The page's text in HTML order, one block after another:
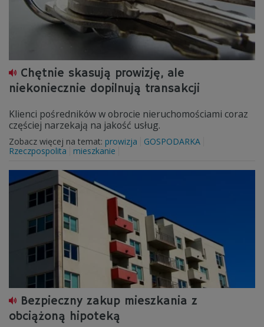
Chętnie skasują prowizję, ale
niekoniecznie dopilnują transakcji
Klienci pośredników w obrocie nieruchomościami coraz
częściej narzekają na jakość usług.
Zobacz więcej na temat: prowizja
GOSPODARKA
Rzeczpospolita
mieszkanie
Bezpieczny zakup mieszkania z
obciążoną hipoteką